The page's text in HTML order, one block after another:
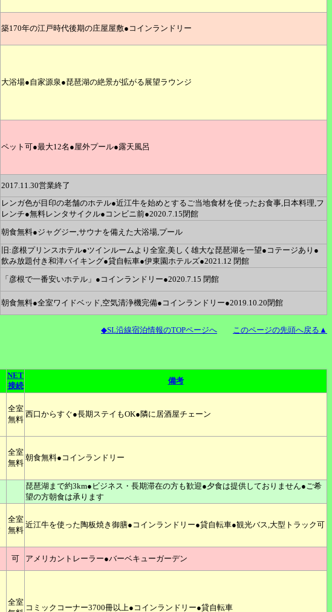
築170年の江戸時代後期の庄屋屋敷●コインランドリー
大浴場●自家源泉●琵琶湖の絶景が拡がる展望ラウンジ
ペット可●最大12名●屋外プール●露天風呂
2017.11.30営業終了
レンガ色が目印の老舗のホテル●近江牛を始めとするご当地食材を使ったお食事,日本料理,フ
レンチ●無料レンタサイクル●コンビニ前●2020.7.15閉館
朝食無料●ジャグジー,サウナを備えた大浴場,プール
旧:彦根プリンスホテル●ツインルームより全室,美しく雄大な琵琶湖を一望●コテージあり●
飲み放題付き和洋バイキング●貸自転車●伊東園ホテルズ●2021.12 閉館
「彦根で一番安いホテル」●コインランドリー●2020.7.15 閉館
朝食無料●全室ワイドベッド,空気清浄機完備●コインランドリー●2019.10.20閉館
◆SL沿線宿泊情報のTOPページへ このページの先頭へ戻る▲
NET
接続
備考
全室
無料
西口からすぐ●長期ステイもOK●隣に居酒屋チェーン
全室
無料
朝食無料●コインランドリー
琵琶湖まで約3km●ビジネス・長期滞在の方も歓迎●夕食は提供しておりません●ご希
望の方朝食は承ります
全室
無料
近江牛を使った陶板焼き御膳●コインランドリー●貸自転車●観光バス,大型トラック可
可 アメリカントレーラー●バーベキューガーデン
全室
コミックコーナー3700冊以上●コインランドリー●貸自転車